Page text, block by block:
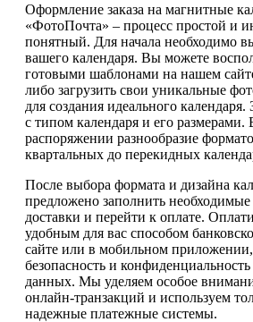
Оформление заказа на магнитные
«ФотоПочта» – процесс простой и
понятный. Для начала необходимо
вашего календаря. Вы можете
готовыми шаблонами на нашем
либо загрузить свои уникальные
для создания идеального календаря.
с типом календаря и его
распоряжении разнообразие
квартальных до перекидных
После выбора формата и дизайна
предложено заполнить
доставки и перейти к оплате.
удобным для вас способом
сайте или в мобильном приложении,
безопасность и
данных. Мы уделяем особое
онлайн-транзакций и используем
надежные платежные системы.